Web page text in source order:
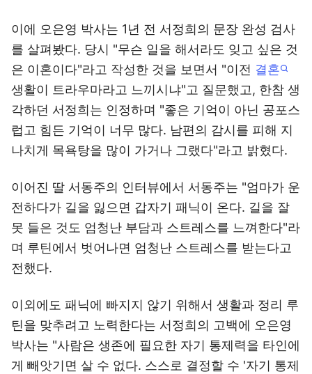
이에 오은영 박사는 1년 전 서정희의 문장 완성 검사
를 살펴봤다. 당시 "무슨 일을 해서라도 잊고 싶은 것
은 이혼이다"라고 작성한 것을 보면서 "이전 결혼
생활이 트라우마라고 느끼시냐"고 질문했고, 한참 생
각하던 서정희는 인정하며 "좋은 기억이 아닌 공포스
럽고 힘든 기억이 너무 많다. 남편의 감시를 피해 지
나치게 목욕탕을 많이 가거나 그랬다"라고 밝혔다.
이어진 딸 서동주의 인터뷰에서 서동주는 "엄마가 운
전하다가 길을 잃으면 갑자기 패닉이 온다. 길을 잘
못 들은 것도 엄청난 부담과 스트레스를 느껴한다"라
며 루틴에서 벗어나면 엄청난 스트레스를 받는다고
전했다.
이외에도 패닉에 빠지지 않기 위해서 생활과 정리 루
틴을 맞추려고 노력한다는 서정희의 고백에 오은영
박사는 "사람은 생존에 필요한 자기 통제력을 타인에
게 빼앗기면 살 수 없다. 스스로 결정할 수 '자기 통제